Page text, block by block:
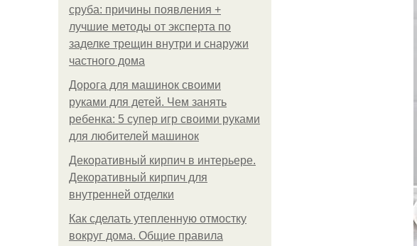
сруба: причины появления +
лучшие методы от эксперта по
заделке трещин внутри и снаружи
частного дома
Дорога для машинок своими
руками для детей. Чем занять
ребенка: 5 супер игр своими руками
для любителей машинок
Декоративный кирпич в интерьере.
Декоративный кирпич для
внутренней отделки
Как сделать утепленную отмостку
вокруг дома. Общие правила